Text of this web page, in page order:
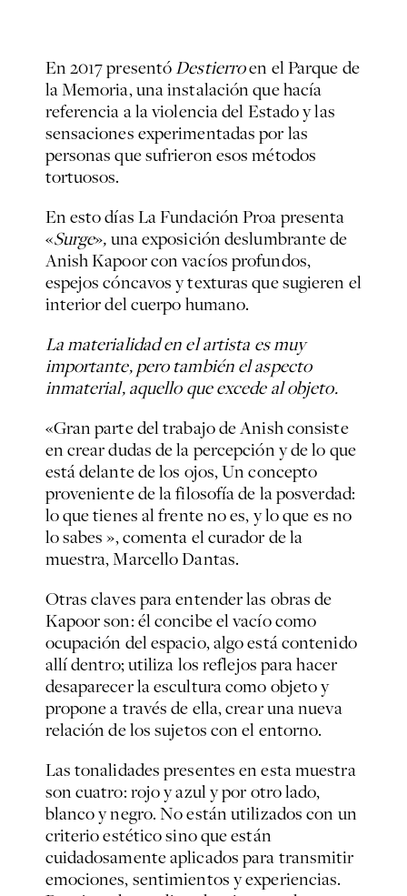
En 2017 presentóDestierroen el Parque de
la Memoria, una instalación que hacía
referencia a la violencia del Estado y las
sensaciones experimentadas por las
personas que sufrieron esos métodos
tortuosos.
En esto días La Fundación Proa presenta
«Surge»,una exposición deslumbrante de
Anish Kapoor con vacíos profundos,
espejos cóncavos y texturas que sugieren el
interior del cuerpo humano.
La materialidad en el artista es muy
importante, pero también el aspecto
inmaterial, aquello que excede al objeto.
«Gran parte del trabajo de Anish consiste
en crear dudas de la percepción y de lo que
está delante de los ojos, Un concepto
proveniente de la filosofía de la posverdad:
lo que tienes al frente no es, y lo que es no
lo sabes », comenta el curador de la
muestra, Marcello Dantas.
Otras claves para entender las obras de
Kapoor son: él concibe el vacío como
ocupación del espacio, algo está contenido
allí dentro; utiliza los reflejos para hacer
desaparecer la escultura como objeto y
propone a través de ella, crear una nueva
relación de los sujetos con el entorno.
Las tonalidades presentes en esta muestra
son cuatro: rojo y azul y por otro lado,
blanco y negro. No están utilizados con un
criterio estético sino que están
cuidadosamente aplicados para transmitir
emociones, sentimientos y experiencias.